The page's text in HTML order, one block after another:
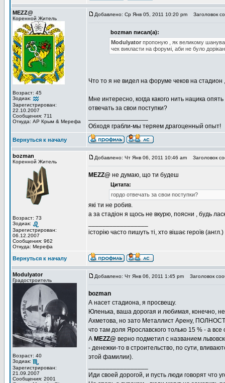
MEZZ@
Коренной Житель
Возраст: 45
Зодиак:
Зарегистрирован:
22.10.2007
Сообщения: 711
Откуда: АР Крым & Мерефа
Добавлено: Ср Янв 05, 2011 10:20 pm Заголовок
bozman писал(а):
Modulyatorпропоную , як великому
чек викласти на форумі, аби не було дорікань
Что то я не видел на форуме чеков на
Мне интересно, когда какого нить нацика
отвечать за свои поступки?
Обходя грабли-мы теряем драгоценный опыт!
Вернуться к началу
bozman
Коренной Житель
Возраст: 73
Зодиак:
Зарегистрирован:
06.12.2007
Сообщения: 962
Откуда: Мерефа
Добавлено: Чт Янв 06, 2011 10:46 am Заголовок
MEZZ@ не думаю, що ти будеш
Цитата:
гордо отвечать за свои поступки?
які ти не робив.
а за стадіон я щось не вкурю, поясни , будь
історію часто пишуть ті, хто вішає героїв
Вернуться к началу
Modulyator
Градостроитель
Возраст: 40
Зодиак:
Зарегистрирован:
21.09.2007
Сообщения: 2001
Добавлено: Чт Янв 06, 2011 1:45 pm Заголовок
bozman
А насет стадиона, я просвещу.
Юленька, ваша дорогая и любимая, конечно,
Ахметова, но зато Металлист Арену,
что там доля Ярославского только 15 % - а
А MEZZ@ верно подметил с названием
- денежки-то в строительство, по сути,
этой фамилии).
Иди своей дорогой, и пусть люди говорят что